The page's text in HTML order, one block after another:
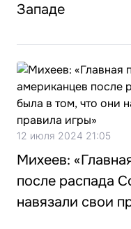
Западе
12 июля 2024 21:05
Михеев:
после распада
навязали свои